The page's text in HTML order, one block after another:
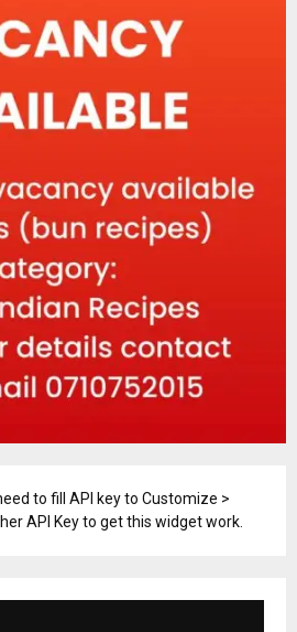
to fill API key to Customize >
API Key to get this widget work.